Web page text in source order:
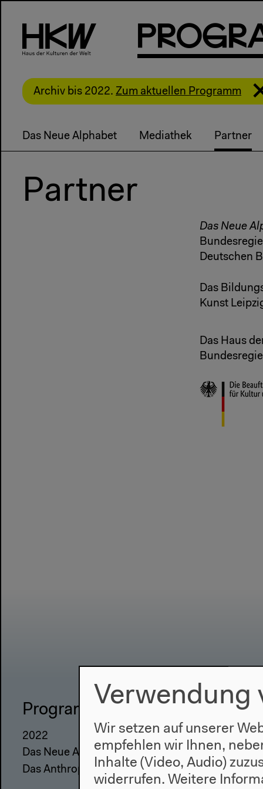
PRog R
Archiv bis 2022. Zum aktuellen Programm
Das Neue Alphabet Mediathek Partner
Partner
Das Neue
Deutschen
Das
Kunst
Das Haus
Programm
2022
Das Neue Alphabet
Das Anthropozän am HKW
Haus
Über uns
Architektur
Geschichte
Verwendung
Wir setzen auf unserer
empfehlen wir Ihnen,
Inhalte (Video, Audio)
widerrufen. Weitere